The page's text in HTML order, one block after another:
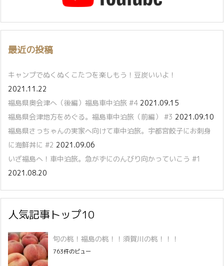
最近の投稿
キャンプでぬくぬくこたつを楽しもう！豆炭いいよ！
2021.11.22
福島県奥会津へ（後編）福島車中泊旅 #4 2021.09.15
福島県会津地方をめぐる。福島車中泊旅（前編） #3 2021.09.10
福島県さっちゃんの実家へ向けて車中泊旅。宇都宮餃子にお刺身
に海鮮丼に #2 2021.09.06
いざ福島へ！車中泊旅。急がずにのんびり向かっていこう #1
2021.08.20
人気記事トップ10
旬の桃！福島の桃！！須賀川の桃！！！
763件のビュー